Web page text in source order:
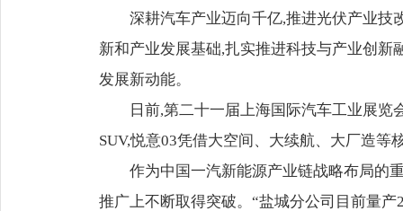
深耕汽车产业迈向千亿,推进光伏产业
新和产业发展基础,扎实推进科技与产业创新
发展新动能。
日前,第二十一届上海国际汽车工业展
SUV,悦意03凭借大空间、大续航、大厂造
作为中国一汽新能源产业链战略布局的
推广上不断取得突破。“盐城分公司目前量